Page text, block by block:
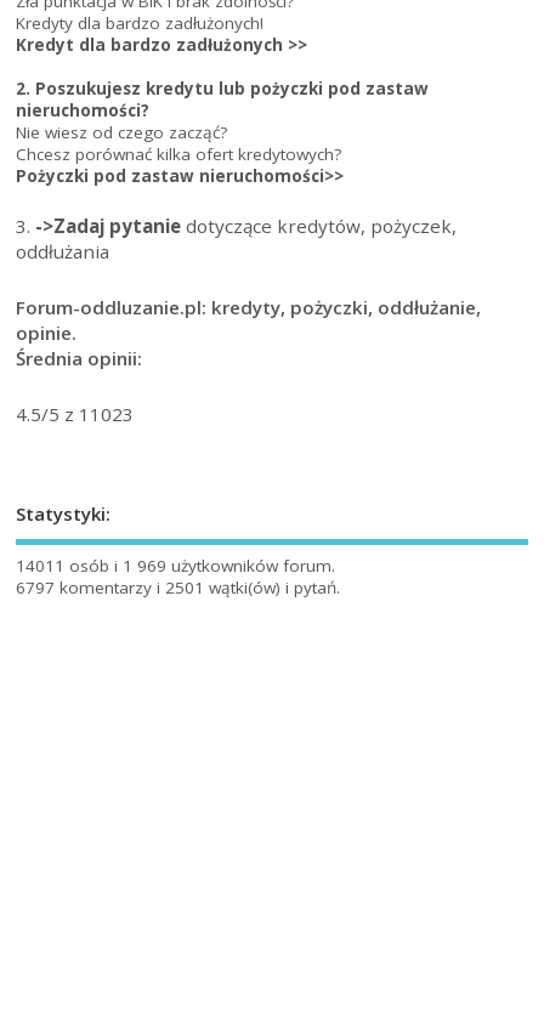
Kredyty dla bardzo zadłużonych!
Kredyt dla bardzo zadłużonych >>
2. Poszukujesz kredytu lub pożyczki pod zastaw
nieruchomości?
Nie wiesz od czego zacząć?
Chcesz porównać kilka ofert kredytowych?
Pożyczki pod zastaw nieruchomości>>
3. ->Zadaj pytanie dotyczące kredytów, pożyczek,
oddłużania
Forum-oddluzanie.pl: kredyty, pożyczki, oddłużanie,
opinie.
Średnia opinii:
4.5/5 z 11023
Statystyki:
14011 osób i 1 969 użytkowników forum.
6797 komentarzy i 2501 wątki(ów) i pytań.